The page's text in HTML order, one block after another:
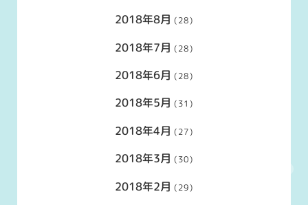
2018年8月 (28)
2018年7月 (28)
2018年6月 (28)
2018年5月 (31)
2018年4月 (27)
2018年3月 (30)
2018年2月 (29)